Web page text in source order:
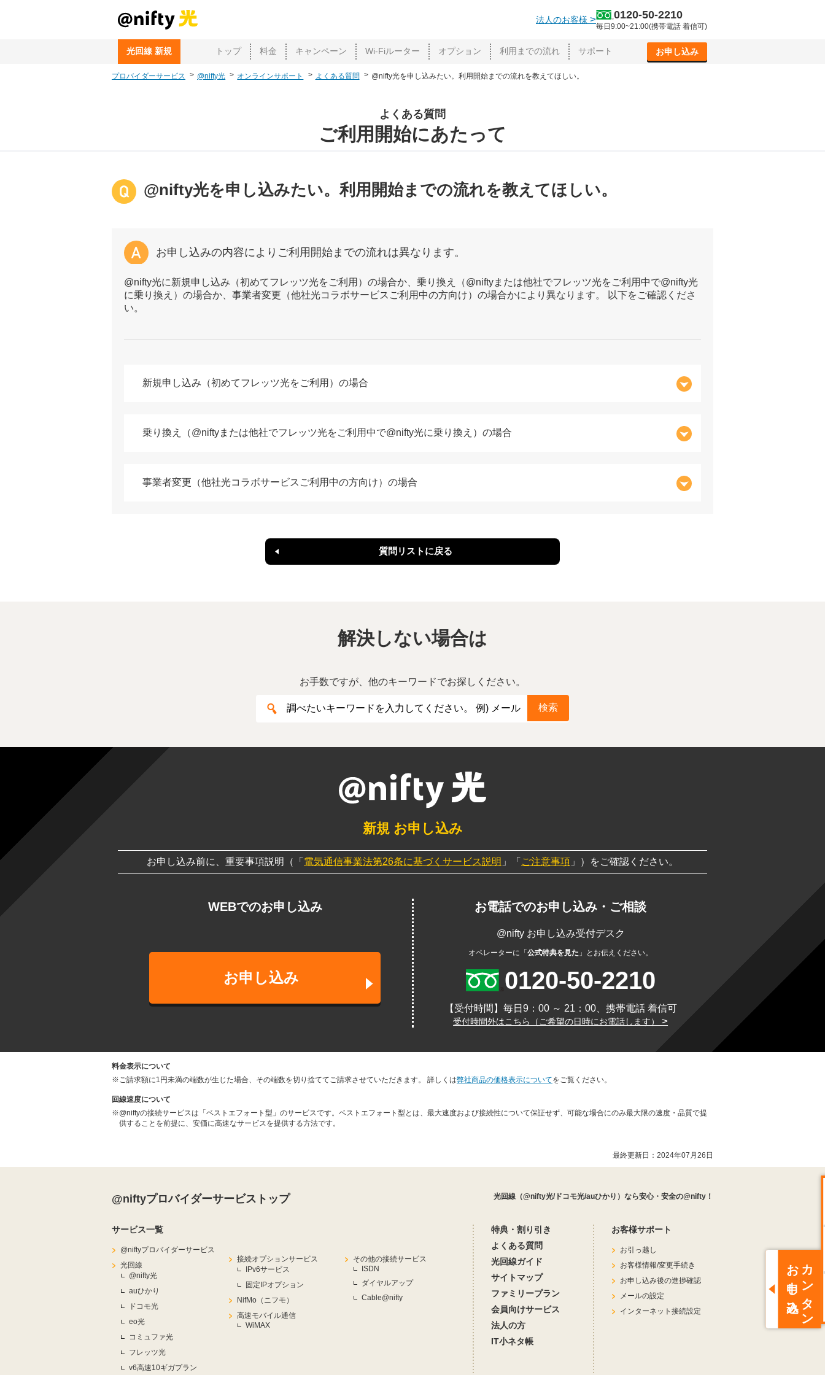
法人のお客様 > 0120-50-2210
毎日9:00~21:00(携帯電話 着信可)
光回線 新規 トップ 料金 キャンペーン Wi-Fiルーター オプション 利用までの流れ サポート お申し込み
プロバイダーサービス @nifty光 オンラインサポート よくある質問 @nifty光を申し込みたい。利用開始までの流れを教えてほしい。
よくある質問
ご利用開始にあたって
@nifty光を申し込みたい。利用開始までの流れを教えてほしい。
お申し込みの内容によりご利用開始までの流れは異なります。
@nifty光に新規申し込み（初めてフレッツ光をご利用）の場合か、乗り換え（@niftyまたは他社でフレッツ光をご利用中で@nifty光
に乗り換え）の場合か、事業者変更（他社光コラボサービスご利用中の方向け）の場合かにより異なります。 以下をご確認くださ
い。
新規申し込み（初めてフレッツ光をご利用）の場合
乗り換え（@niftyまたは他社でフレッツ光をご利用中で@nifty光に乗り換え）の場合
事業者変更（他社光コラボサービスご利用中の方向け）の場合
質問リストに戻る
解決しない場合は
お手数ですが、他のキーワードでお探しください。
新規 お申し込み
お申し込み前に、重要事項説明（「 電気通信事業法第26条に基づくサービス説明 」「 ご注意事項 」）をご確認ください。
WEBでのお申し込み
お申し込み
お電話でのお申し込み・ご相談
@nifty お申し込み受付デスク
オペレーターに「公式特典を見た 」とお伝えください。
0120-50-2210
【受付時間】毎日9：00 ～ 21：00、携帯電話 着信可
受付時間外はこちら（ご希望の日時にお電話します）>
料金表示について
※ご請求額に1円未満の端数が生じた場合、その端数を切り捨ててご請求させていただきます。 詳しくは弊社商品の価格表示についてをご覧ください。
回線速度について
※@niftyの接続サービスは「ベストエフォート型」のサービスです。ベストエフォート型とは、最大速度および接続性について保証せず、可能な場合にのみ最大限の速度・品質で提
供することを前提に、安価に高速なサービスを提供する方法です。
最終更新日： 2024年07月26日
カンタン
お申し込み
@niftyプロバイダーサービストップ 光回線（@nifty光/ドコモ光/auひかり）なら安心・安全の@nifty！
サービス一覧
@niftyプロバイダーサービス
光回線
@nifty光
auひかり
ドコモ光
eo光
コミュファ光
フレッツ光
v6高速10ギガプラン
接続オプションサービス
IPv6サービス
固定IPオプション
NifMo（ニフモ）
高速モバイル通信
WiMAX
その他の接続サービス
ISDN
ダイヤルアップ
Cable@nifty
特典・割り引き
よくある質問
光回線ガイド
サイトマップ
ファミリープラン
会員向けサービス
法人の方
IT小ネタ帳
お客様サポート
お引っ越し
お客様情報/変更手続き
お申し込み後の進捗確認
メールの設定
インターネット接続設定